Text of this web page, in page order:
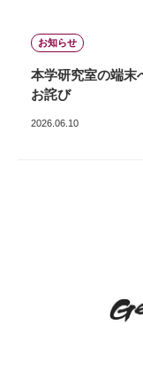
お知らせ
本学研究室の端末
お詫び
2026.06.10